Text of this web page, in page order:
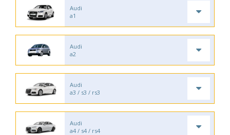
Audi
a1
Audi
a2
Audi
a3 / s3 / rs3
Audi
a4 / s4 / rs4